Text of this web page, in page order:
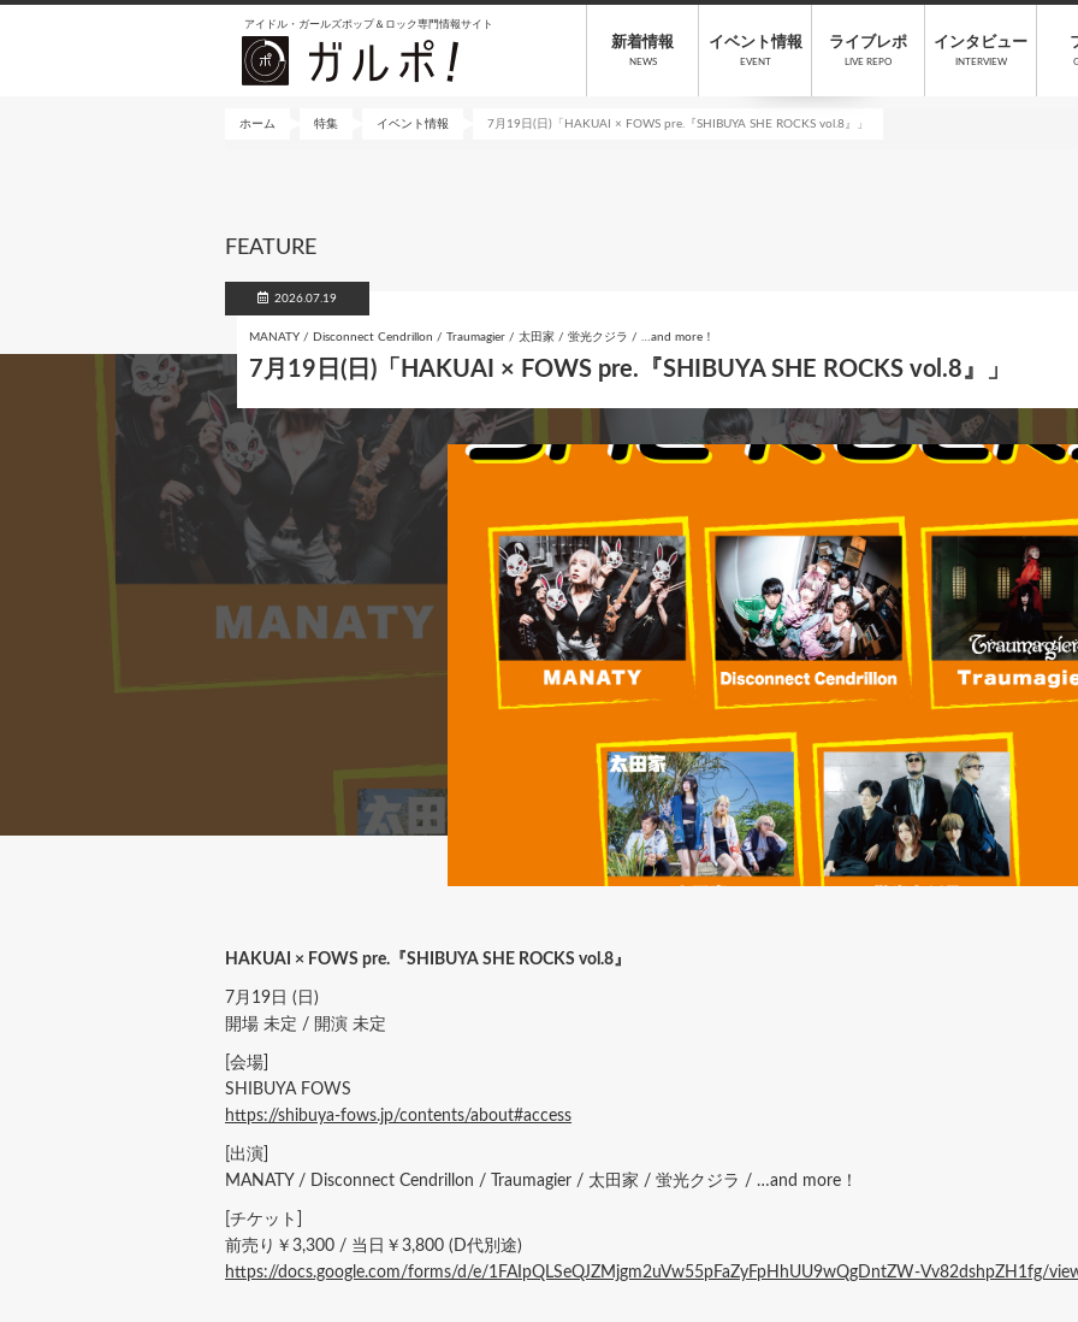
アイドル・ガールズポップ＆ロック専門情報サイト
新着情報
NEWS
イベント情報
EVENT
ライブレポ
LIVE REPO
インタビュー
INTERVIEW
ホーム 特集 イベント情報 7月19日(日)「HAKUAI × FOWS pre.『SHIBUYA SHE ROCKS vol.8』」
FEATURE
2026.07.19
MANATY / Disconnect Cendrillon / Traumagier / 太田家 / 蛍光クジラ / …and more！
7月19日(日)「HAKUAI × FOWS pre.『SHIBUYA SHE ROCKS vol.8』」
HAKUAI × FOWS pre.『SHIBUYA SHE ROCKS vol.8』
7月19日 (日)
開場 未定 / 開演 未定
[会場]
SHIBUYA FOWS
https://shibuya-fows.jp/contents/about#access
[出演]
MANATY / Disconnect Cendrillon / Traumagier / 太田家 / 蛍光クジラ / …and more！
[チケット]
前売り￥3,300 / 当日￥3,800 (D代別途)
https://docs.google.com/forms/d/e/1FAIpQLSeQJZMjgm2uVw55pFaZyFpHhUU9wQgDntZW-Vv82dshpZH1fg/